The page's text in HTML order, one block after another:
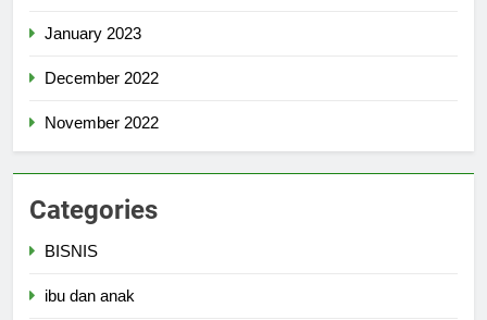
January 2023
December 2022
November 2022
Categories
BISNIS
ibu dan anak